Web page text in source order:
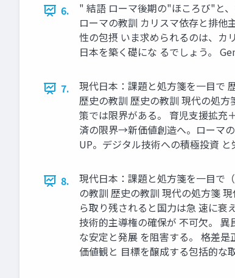
6.
" 結語 ローマ後期の"ほころび"と
ローマの教訓 カリスマ依存と排他
性の包摂 いま求められるのは、カ
日本を築く礎にな るでしょう。
7.
現代日本：課題と処方箋を一目で
歴史の教訓 歴史の教訓 現代の処
策では限界がある。 育児支援拡充
済の限界→新価値創造へ。ローマ
UP。デジタル技術への積極投資
8.
現代日本：課題と処方箋を一目で
の教訓 歴史の教訓 現代の処方箋
ら取り残されると国力は急 速に衰
技術的主導権の確保が 不可欠。
な安定と発展 を阻害する。 格差
価値観と 目標を醸成する包括的な